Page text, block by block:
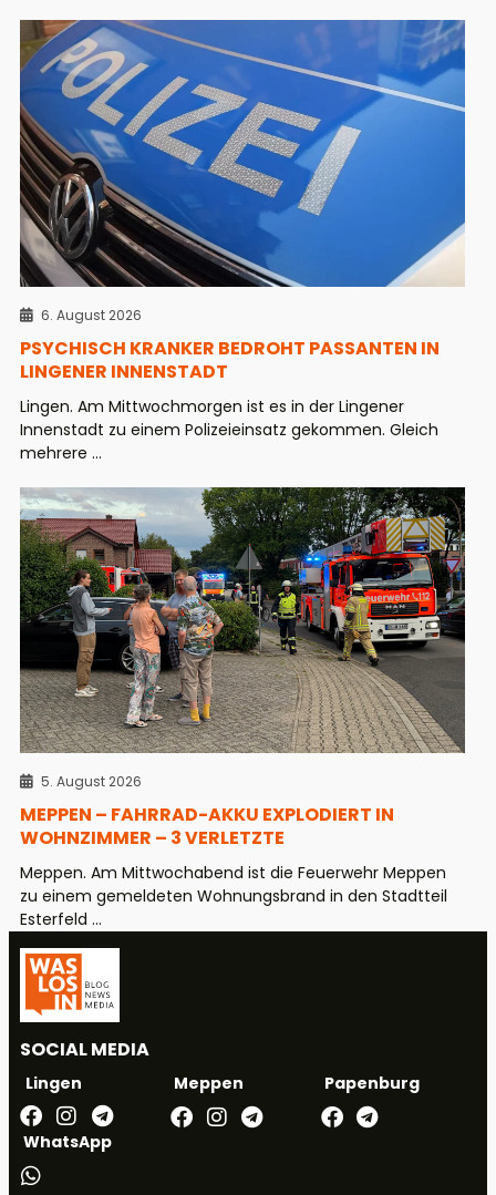
6. August 2026
PSYCHISCH KRANKER BEDROHT PASSANTEN IN
LINGENER INNENSTADT
Lingen. Am Mittwochmorgen ist es in der Lingener
Innenstadt zu einem Polizeieinsatz gekommen. Gleich
mehrere ...
5. August 2026
MEPPEN – FAHRRAD-AKKU EXPLODIERT IN
WOHNZIMMER – 3 VERLETZTE
Meppen. Am Mittwochabend ist die Feuerwehr Meppen
zu einem gemeldeten Wohnungsbrand in den Stadtteil
Esterfeld ...
SOCIAL MEDIA
Lingen Meppen Papenburg
WhatsApp